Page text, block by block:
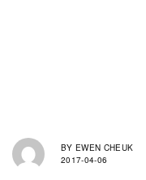
BY EWEN CHEUK
2017-04-06